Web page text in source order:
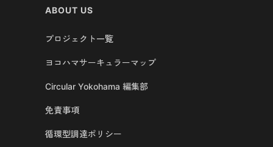
ABOUT US
プロジェクト一覧
ヨコハマサーキュラーマップ
Circular Yokohama 編集部
免責事項
循環型調達ポリシー